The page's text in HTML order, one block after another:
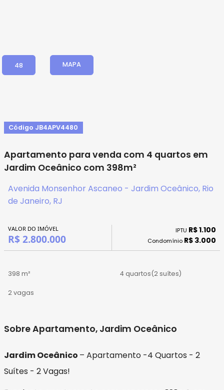
48 MAPA
Código JB4APV4480
Apartamento para venda com 4 quartos em
Jardim Oceânico com 398m²
Avenida Monsenhor Ascaneo - Jardim Oceânico, Rio
de Janeiro, RJ
VALOR DO IMÓVEL
R$ 2.800.000
IPTU R$ 1.100
Condomínio R$ 3.000
398 m² 4 quartos(2 suítes)
2 vagas
Sobre Apartamento, Jardim Oceânico
Jardim Oceânico – Apartamento -4 Quartos - 2
Suítes - 2 Vagas!